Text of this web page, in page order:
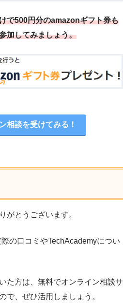
で500円分のamazonギフト券も
加してみましょう。
相談を受けてみる！
がとうございます。
の口コミやTechAcademyについ
た方は、無料でオンライン相談サ
で、ぜひ活用しましょう。